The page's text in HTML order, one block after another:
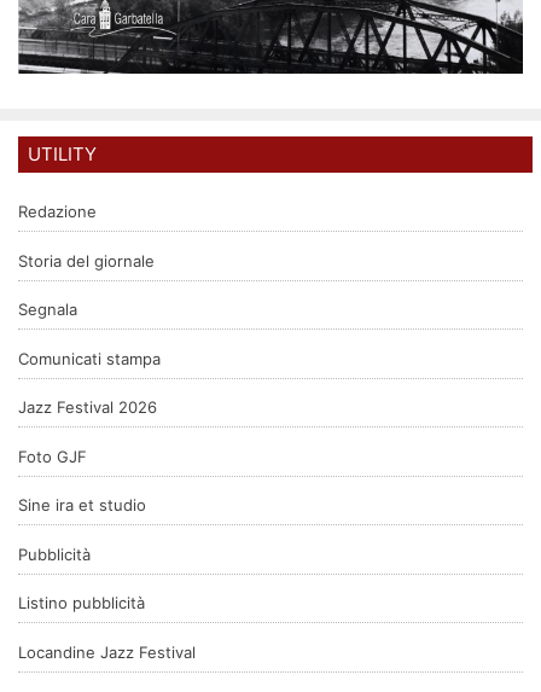
UTILITY
Redazione
Storia del giornale
Segnala
Comunicati stampa
Jazz Festival 2026
Foto GJF
Sine ira et studio
Pubblicità
Listino pubblicità
Locandine Jazz Festival